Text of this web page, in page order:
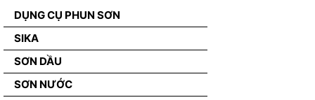
DỤNG CỤ PHUN SƠN
SIKA
SƠN DẦU
SƠN NƯỚC